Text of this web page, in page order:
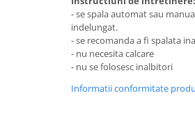
- se spala automat sau
indelungat.
- se recomanda a fi spalata
- nu necesita calcare
- nu se folosesc inalbitori
Informatii conformitate